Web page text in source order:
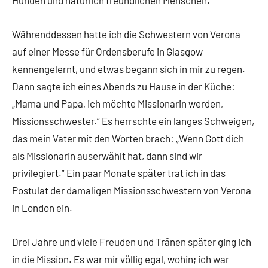
Währenddessen hatte ich die Schwestern von Verona
auf einer Messe für Ordensberufe in Glasgow
kennengelernt, und etwas begann sich in mir zu regen.
Dann sagte ich eines Abends zu Hause in der Küche:
„Mama und Papa, ich möchte Missionarin werden,
Missionsschwester.“ Es herrschte ein langes Schweigen,
das mein Vater mit den Worten brach: „Wenn Gott dich
als Missionarin auserwählt hat, dann sind wir
privilegiert.“ Ein paar Monate später trat ich in das
Postulat der damaligen Missionsschwestern von Verona
in London ein.
Drei Jahre und viele Freuden und Tränen später ging ich
in die Mission. Es war mir völlig egal, wohin; ich war